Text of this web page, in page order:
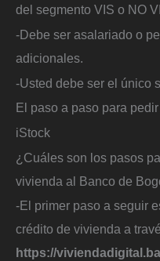
del segmento VIS o NO
-Debe ser asalariado o
adicionales.
-Usted debe ser el único
El paso a paso para
iStock
¿Cuáles son los pasos
vivienda al Banco de
-El primer paso a seguir
crédito de vivienda a
https://